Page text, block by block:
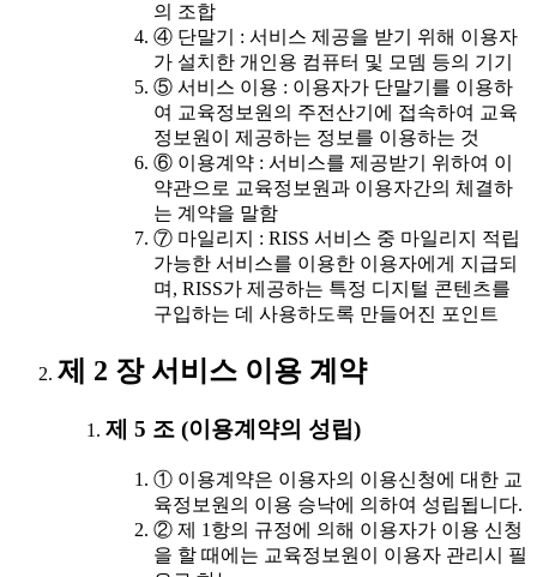
의 조합
④ 단말기 : 서비스 제공을 받기 위해 이용자
가 설치한 개인용 컴퓨터 및 모뎀 등의 기기
⑤ 서비스 이용 : 이용자가 단말기를 이용하
여 교육정보원의 주전산기에 접속하여 교육
정보원이 제공하는 정보를 이용하는 것
⑥ 이용계약 : 서비스를 제공받기 위하여 이
약관으로 교육정보원과 이용자간의 체결하
는 계약을 말함
⑦ 마일리지 : RISS 서비스 중 마일리지 적립
가능한 서비스를 이용한 이용자에게 지급되
며, RISS가 제공하는 특정 디지털 콘텐츠를
구입하는 데 사용하도록 만들어진 포인트
제 2 장 서비스 이용 계약
제 5 조 (이용계약의 성립)
① 이용계약은 이용자의 이용신청에 대한 교
육정보원의 이용 승낙에 의하여 성립됩니다.
② 제 1항의 규정에 의해 이용자가 이용 신청
을 할 때에는 교육정보원이 이용자 관리시 필